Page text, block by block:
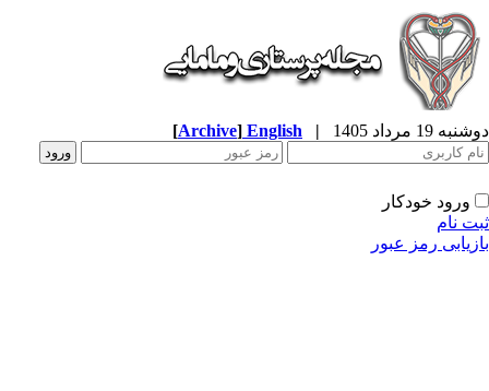
19 مرداد 1405 |
English
[Archive]
ورود خودکار
نام
رمز عبور